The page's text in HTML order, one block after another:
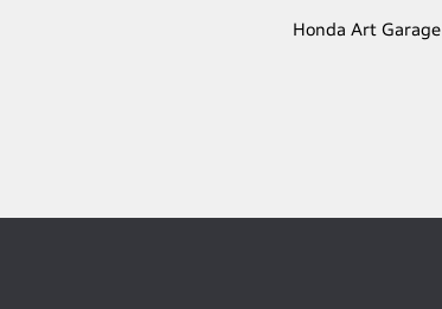
Honda Art Garage